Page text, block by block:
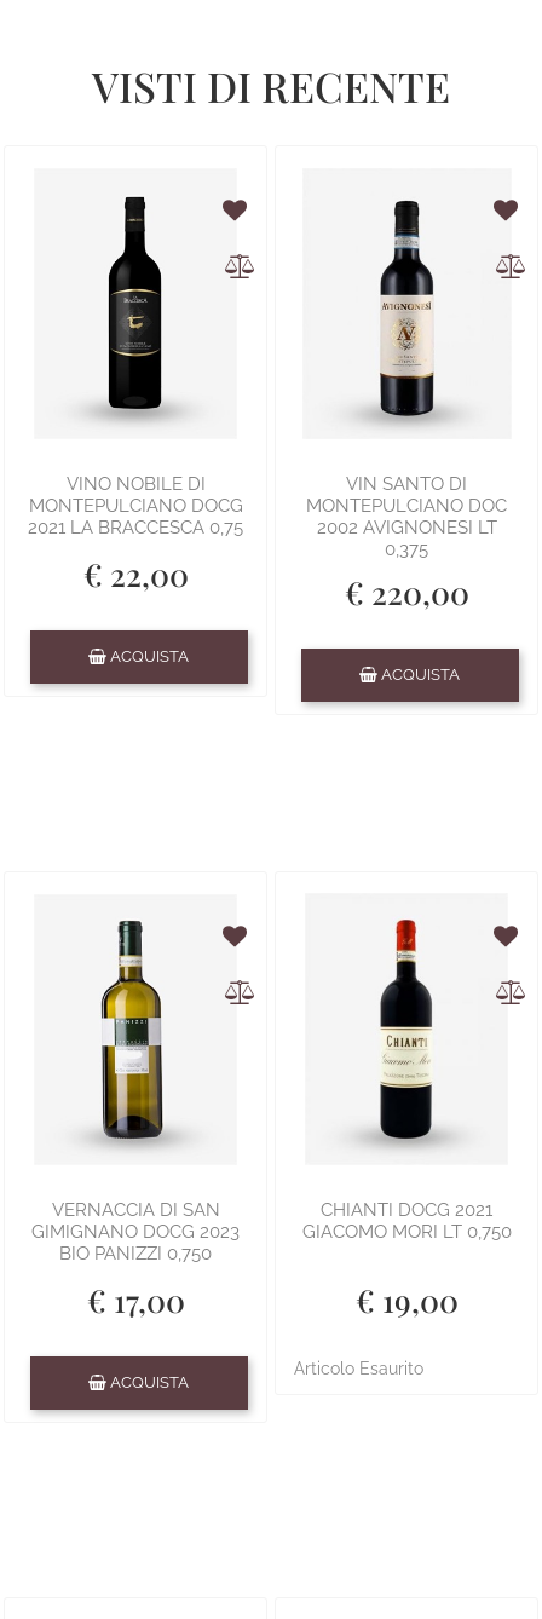
VISTI DI RECENTE
VINO NOBILE DI
MONTEPULCIANO DOCG
2021 LA BRACCESCA 0,75
€ 22,00
ACQUISTA
VIN SANTO DI
MONTEPULCIANO DOC
2002 AVIGNONESI LT
0,375
€ 220,00
ACQUISTA
VERNACCIA DI SAN
GIMIGNANO DOCG 2023
BIO PANIZZI 0,750
€ 17,00
ACQUISTA
CHIANTI DOCG 2021
GIACOMO MORI LT 0,750
€ 19,00
Articolo Esaurito